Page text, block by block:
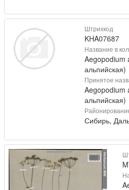
Штрихкод
KHA07687
Название в
Aegopodium
альпийская)
Принятое
Aegopodium
альпийская)
Сибирь,